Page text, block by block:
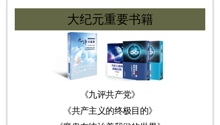
大纪元重要书籍
《九评共产党》
《共产主义的终极目的》